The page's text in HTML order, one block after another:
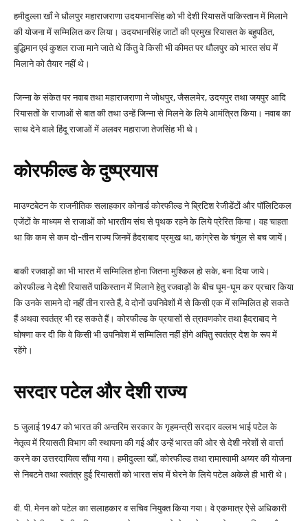
हमीदुल्ला खाँ ने धौलपुर महाराजराणा उदयभानसिंह को भी देशी रियासतें पाकिस्तान में मिलाने
की योजना में सम्मिलित कर लिया। उदयभानसिंह जाटों की प्रमुख रियासत के बहुपठित,
बुद्धिमान एवं कुशल राजा माने जाते थे किंतु वे किसी भी कीमत पर धौलपुर को भारत संघ में
मिलाने को तैयार नहीं थे।
जिन्ना के संकेत पर नवाब तथा महाराजराणा ने जोधपुर, जैसलमेर, उदयपुर तथा जयपुर आदि
रियासतों के राजाओं से बात की तथा उन्हें जिन्ना से मिलने के लिये आमंत्रित किया। नवाब का
साथ देने वाले हिंदू राजाओं में अलवर महाराजा तेजसिंह भी थे।
कोरफील्ड के दुष्प्रयास
माउण्टबेटन के राजनीतिक सलाहकार कोनार्ड कोरफील्ड ने ब्रिटिश रेजीडेंटों और पॉलिटिकल
एजेंटों के माध्यम से राजाओं को भारतीय संघ से पृथक रहने के लिये प्रेरित किया। वह चाहता
था कि कम से कम दो-तीन राज्य जिनमें हैदराबाद प्रमुख था, कांग्रेस के चंगुल से बच जायें।
बाकी रजवाड़ों का भी भारत में सम्मिलित होना जितना मुश्किल हो सके, बना दिया जाये।
कोरफील्ड ने देशी रियासतें पाकिस्तान में मिलाने हेतु रजवाड़ों के बीच घूम-घूम कर प्रचार किया
कि उनके सामने दो नहीं तीन रास्ते हैं, वे दोनों उपनिवेशों में से किसी एक में सम्मिलित हो सकते
हैं अथवा स्वतंत्र भी रह सकते हैं। कोरफील्ड के प्रयासों से त्रावणकोर तथा हैदराबाद ने
घोषणा कर दी कि वे किसी भी उपनिवेश में सम्मिलित नहीं होंगे अपितु स्वतंत्र देश के रूप में
रहेंगे।
सरदार पटेल और देशी राज्य
5 जुलाई 1947 को भारत की अन्तरिम सरकार के गृहमन्त्री सरदार वल्लभ भाई पटेल के
नेतृत्व में रियासती विभाग की स्थापना की गई और उन्हें भारत की ओर से देशी नरेशों से वार्त्ता
करने का उत्तरदायित्व सौंपा गया। हमीदुल्ला खाँ, कोरफील्ड तथा रामास्वामी अय्यर की योजना
से निबटने तथा स्वतंत्र हुई रियासतों को भारत संघ में घेरने के लिये पटेल अकेले ही भारी थे।
वी. पी. मेनन को पटेल का सलाहकार व सचिव नियुक्त किया गया। वे एकमात्र ऐसे अधिकारी